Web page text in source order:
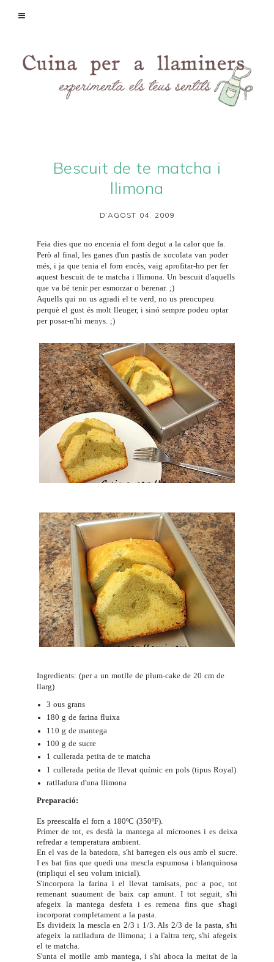
Bescuit de te matcha i
llimona
D’AGOST 04, 2009
Feia dies que no encenia el forn degut a la calor que fa.
Però al final, les ganes d'un pastís de xocolata van poder
més, i ja que tenia el forn encès, vaig aprofitar-ho per fer
aquest bescuit de te matcha i llimona. Un bescuit d'aquells
que va bé tenir per esmorzar o berenar. ;)
Aquells qui no us agradi el te verd, no us preocupeu
perquè el gust és molt lleuger, i sinó sempre podeu optar
per posar-n'hi menys. ;)
Ingredients: (per a un motlle de plum-cake de 20 cm de
llarg)
3 ous grans
180 g de farina fluixa
110 g de mantega
100 g de sucre
1 cullerada petita de te matcha
1 cullerada petita de llevat químic en pols (tipus Royal)
ratlladura d'una llimona
Preparació:
Es preescalfa el forn a 180ºC (350ºF).
Primer de tot, es desfà la mantega al microones i es deixa
refredar a temperatura ambient.
En el vas de la batedora, s'hi barregen els ous amb el sucre.
I es bat fins que quedi una mescla espumosa i blanquinosa
(tripliqui el seu volum inicial).
S'incorpora la farina i el llevat tamisats, poc a poc, tot
remenant suaument de baix cap amunt. I tot seguit, s'hi
afegeix la mantega desfeta i es remena fins que s'hagi
incorporat completament a la pasta.
Es divideix la mescla en 2/3 i 1/3. Als 2/3 de la pasta, s'hi
afegeix la ratlladura de llimona; i a l'altra terç, s'hi afegeix
el te matcha.
S'unta el motlle amb mantega, i s'hi aboca la meitat de la